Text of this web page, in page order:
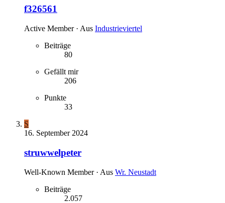
f326561
Active Member · Aus Industrieviertel
Beiträge
80
Gefällt mir
206
Punkte
33
S
16. September 2024
struwwelpeter
Well-Known Member · Aus Wr. Neustadt
Beiträge
2.057